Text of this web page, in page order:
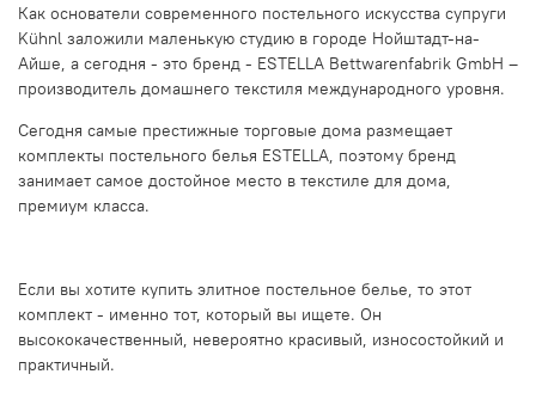
Как основатели современного постельного искусства супруги
Kühnl заложили маленькую студию в городе Нойштадт-на-
Айше, а сегодня - это бренд - ESTELLA Bettwarenfabrik GmbH –
производитель домашнего текстиля международного уровня.
Сегодня самые престижные торговые дома размещает
комплекты постельного белья ESTELLA, поэтому бренд
занимает самое достойное место в текстиле для дома,
премиум класса.
Если вы хотите купить элитное постельное белье, то этот
комплект - именно тот, который вы ищете. Он
высококачественный, невероятно красивый, износостойкий и
практичный.